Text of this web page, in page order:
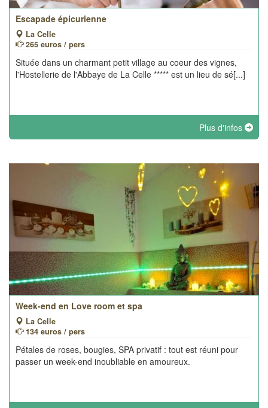
Escapade épicurienne
La Celle
265 euros / pers
Située dans un charmant petit village au coeur des vignes,
l'Hostellerie de l'Abbaye de La Celle ***** est un lieu de sé[...]
Plus d'infos
Week-end en Love room et spa
La Celle
134 euros / pers
Pétales de roses, bougies, SPA privatif : tout est réuni pour
passer un week-end inoubliable en amoureux.